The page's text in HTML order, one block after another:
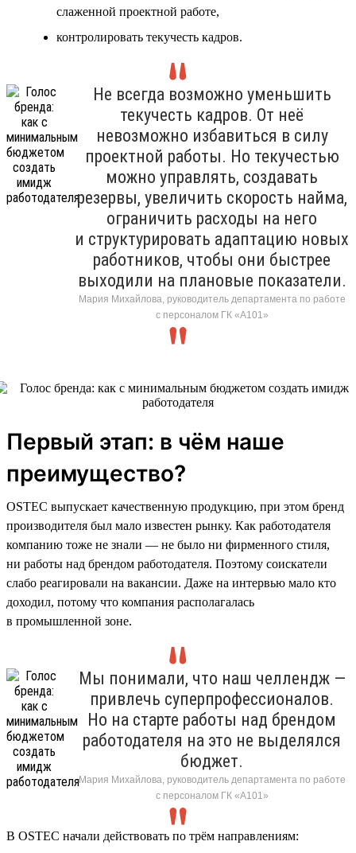
слаженной проектной работе,
контролировать текучесть кадров.
Не всегда возможно уменьшить
текучесть кадров. От неё
невозможно избавиться в силу
проектной работы. Но текучестью
можно управлять, создавать
резервы, увеличить скорость найма,
ограничить расходы на него
и структурировать адаптацию новых
работников, чтобы они быстрее
выходили на плановые показатели.
Мария Михайлова, руководитель департамента по работе
с персоналом ГК «А101»
Первый этап: в чём наше
преимущество?
OSTEC выпускает качественную продукцию, при этом бренд
производителя был мало известен рынку. Как работодателя
компанию тоже не знали — не было ни фирменного стиля,
ни работы над брендом работодателя. Поэтому соискатели
слабо реагировали на вакансии. Даже на интервью мало кто
доходил, потому что компания располагалась
в промышленной зоне.
Мы понимали, что наш челлендж —
привлечь суперпрофессионалов.
Но на старте работы над брендом
работодателя на это не выделялся
бюджет.
Мария Михайлова, руководитель департамента по работе
с персоналом ГК «А101»
В OSTEC начали действовать по трём направлениям: